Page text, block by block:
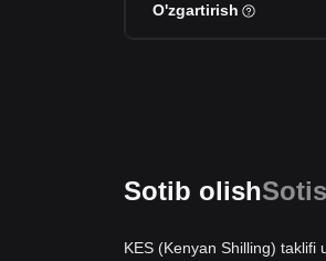
O'zgartirish
Sotib olish
KES (Kenyan Shilling) taklifi